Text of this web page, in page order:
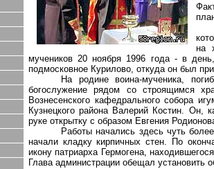
на
мучеников 20 ноября 1996 года - в
подмосковное Курилово, откуда он был
На родине воина-мученика,
богослужение рядом со строящимся
Вознесенского кафедрального собора
Кузнецкого района Валерий Костин. Он,
руке открытку с образом Евгения
Работы начались здесь чуть
начали кладку кирпичных стен. По
икону патриарха Гермогена,
Глава администрации обещал установить